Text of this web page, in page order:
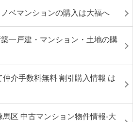
ベマンションの購入は大福へ
一戸建・マンション・土地の購
介手数料無料 割引購入情報 は
区 中古マンション物件情報-大